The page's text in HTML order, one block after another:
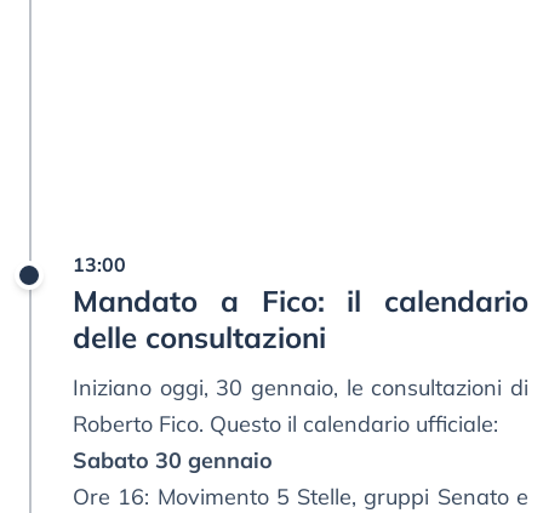
13:00
Mandato a Fico: il calendario
delle consultazioni
Iniziano oggi, 30 gennaio, le consultazioni di
Roberto Fico. Questo il calendario ufficiale:
Sabato 30 gennaio
Ore 16: Movimento 5 Stelle, gruppi Senato e